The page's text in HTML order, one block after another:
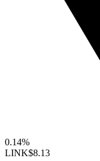
0.14%
LINK$8.13